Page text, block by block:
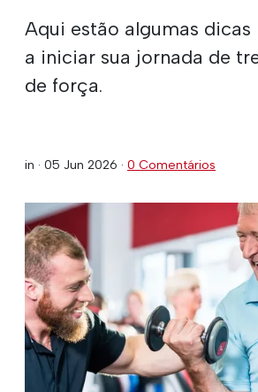
Aqui estão algumas dicas
a iniciar sua jornada de
de força.
in · 05 Jun 2026 · 0 Comentários